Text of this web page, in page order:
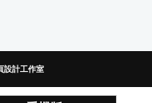
設計工作室